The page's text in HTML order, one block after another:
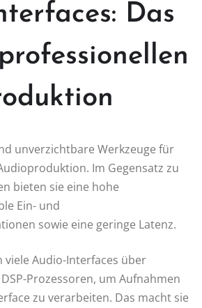
Das
unverzichtbare Werkzeuge für
Im Gegensatz zu
bieten sie eine hohe
Ein- und
sowie eine geringe Latenz.
viele Audio-Interfaces über
Prozessoren, um Aufnahmen
zu verarbeiten. Das macht sie